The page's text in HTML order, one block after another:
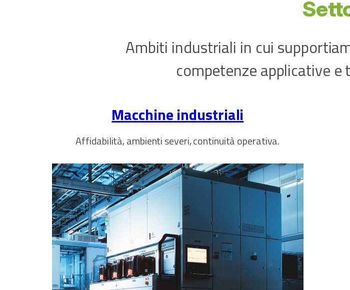
Ambiti industriali in cui
competenze applicative
Macchine industriali
Affidabilità, ambienti severi, continuità operativa.